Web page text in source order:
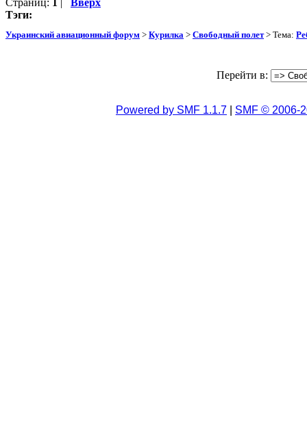
Тэги:
Украинский авиационный форум > Курилка > Свободный полет> Тема:
Перейти в:
Powered by SMF 1.1.7 SMF © 2006-